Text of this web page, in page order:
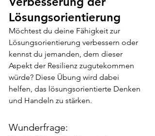
Lösungsorientierung
Möchtest du deine Fähigkeit zur
Lösungsorientierung verbessern oder
kennst du jemanden, dem dieser
Aspekt der Resilienz zugutekommen
würde? Diese Übung wird dabei
helfen, das lösungsorientierte Denken
und Handeln zu stärken.
Wunderfrage: